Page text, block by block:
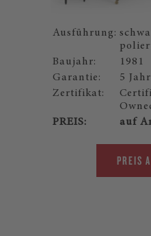
Ausführung:
Baujahr:
1981
Garantie:
5
Zertifikat:
PREIS:
auf
PREIS